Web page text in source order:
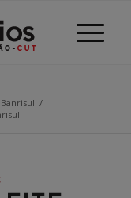
Banrisul /